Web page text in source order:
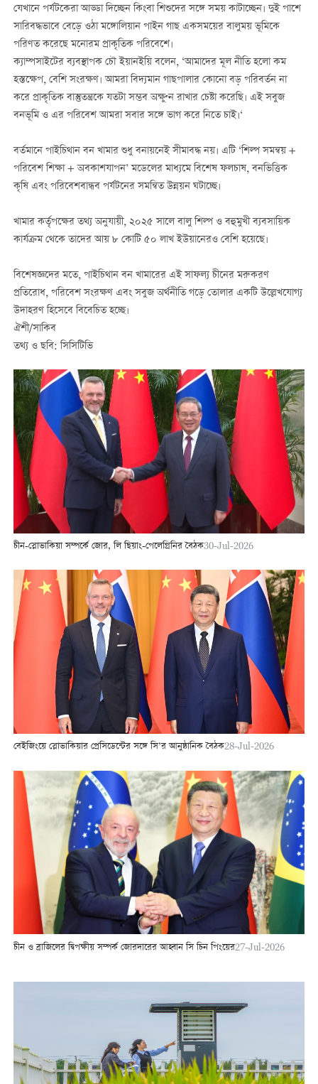
যেখানে পর্যটকেরা আড্ডা দিচ্ছেন কিংবা শিশুদের সঙ্গে সময় কাটাচ্ছেন। দুই পাশে
সারিবদ্ধভাবে বেড়ে ওঠা মঙ্গোলিয়ান পাইন গাছ একসময়ের বালুময় ভূমিকে
পরিণত করেছে মনোরম প্রাকৃতিক পরিবেশে।
ক্যাম্পসাইটের ব্যবস্থাপক চৌ ইয়ানইয়ি বলেন, ‘আমাদের মূল নীতি হলো কম
হস্তক্ষেপ, বেশি সংরক্ষণ। আমরা বিদ্যমান গাছপালার কোনো বড় পরিবর্তন না
করে প্রাকৃতিক বাস্তুতন্ত্রকে যতটা সম্ভব অক্ষুণ্ন রাখার চেষ্টা করেছি। এই সবুজ
বনভূমি ও এর পরিবেশ আমরা সবার সঙ্গে ভাগ করে নিতে চাই।‘
বর্তমানে পাইচিথান বন খামার শুধু বনায়নেই সীমাবদ্ধ নয়। এটি ‘শিল্প সমন্বয় +
পরিবেশ শিক্ষা + অবকাশযাপন’ মডেলের মাধ্যমে বিশেষ ফলচাষ, বনভিত্তিক
কৃষি এবং পরিবেশবান্ধব পর্যটনের সমন্বিত উন্নয়ন ঘটাচ্ছে।
খামার কর্তৃপক্ষের তথ্য অনুযায়ী, ২০২৫ সালে বালু শিল্প ও বহুমুখী ব্যবসায়িক
কার্যক্রম থেকে তাদের আয় ৮ কোটি ৫০ লাখ ইউয়ানেরও বেশি হয়েছে।
বিশেষজ্ঞদের মতে, পাইচিথান বন খামারের এই সাফল্য চীনের মরুকরণ
প্রতিরোধ, পরিবেশ সংরক্ষণ এবং সবুজ অর্থনীতি গড়ে তোলার একটি উল্লেখযোগ্য
উদাহরণ হিসেবে বিবেচিত হচ্ছে।
ঐশী/সাকিব
তথ্য ও ছবি: সিসিটিভি
চীন-স্লোভাকিয়া সম্পর্কে জোর, লি ছিয়াং-পেলেগ্রিনির বৈঠক30-Jul-2026
বেইজিংয়ে স্লোভাকিয়ার প্রেসিডেন্টের সঙ্গে সি’র আনুষ্ঠানিক বৈঠক28-Jul-2026
চীন ও ব্রাজিলের দ্বিপক্ষীয় সম্পর্ক জোরদারের আহ্বান সি চিন পিংয়ের27-Jul-2026